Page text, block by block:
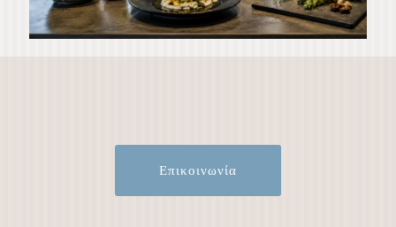
Επικοινωνία